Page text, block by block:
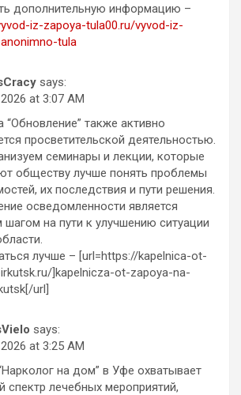
дополнительную информацию –
iz-zapoya-tula00.ru/vyvod-iz-
tula
says:
at 3:07 AM
“Обновление” также активно
просветительской деятельностью.
семинары и лекции, которые
обществу лучше понять проблемы
их последствия и пути решения.
осведомленности является
на пути к улучшению ситуации
лучше – [url=https://kapelnica-ot-
]kapelnicza-ot-zapoya-na-
url]
says:
at 3:25 AM
на дом” в Уфе охватывает
спектр лечебных мероприятий,